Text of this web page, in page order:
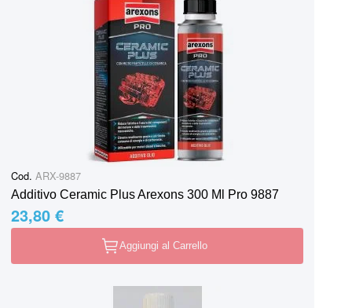
Cod. ARX-9887
Additivo Ceramic Plus Arexons 300 Ml Pro 9887
23,80 €
Aggiungi al Carrello